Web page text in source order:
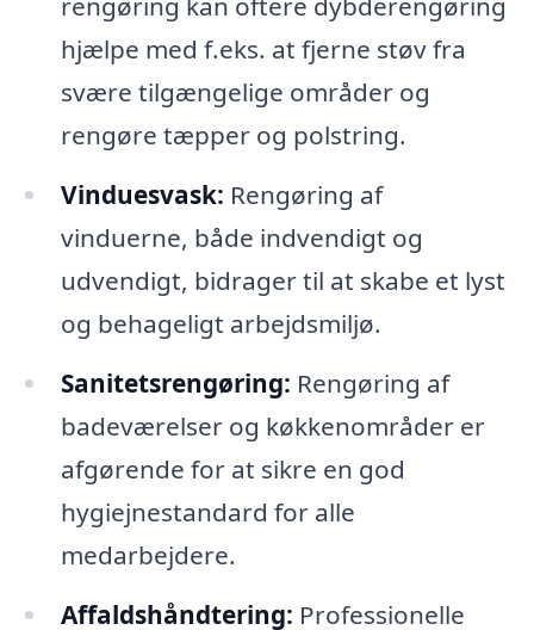
hjælpe med f.eks. at fjerne støv fra
svære tilgængelige områder og
rengøre tæpper og polstring.
Vinduesvask: Rengøring af
vinduerne, både indvendigt og
udvendigt, bidrager til at skabe et lyst
og behageligt arbejdsmiljø.
Sanitetsrengøring: Rengøring af
badeværelser og køkkenområder er
afgørende for at sikre en god
hygiejnestandard for alle
medarbejdere.
Affaldshåndtering: Professionelle